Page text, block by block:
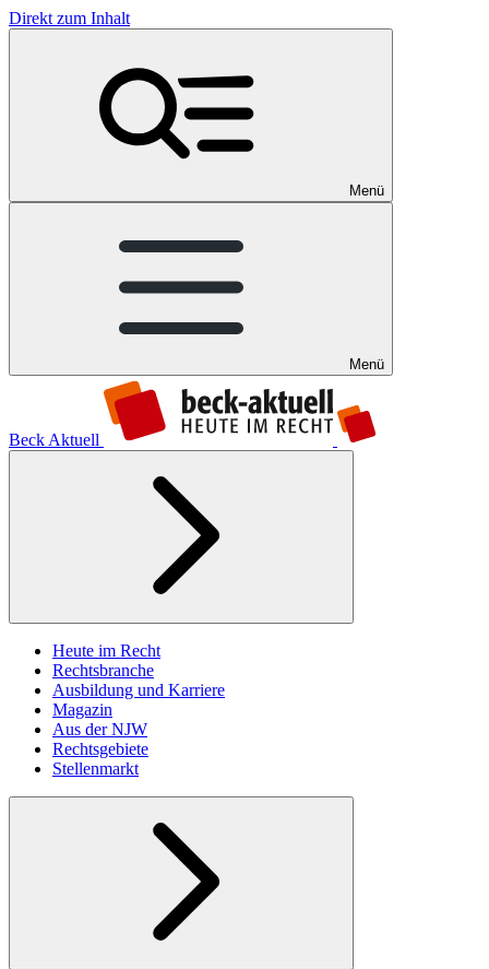
Direkt zum Inhalt
Menü
Menü
Beck Aktuell
Heute im Recht
Rechtsbranche
Ausbildung und Karriere
Magazin
Aus der NJW
Rechtsgebiete
Stellenmarkt